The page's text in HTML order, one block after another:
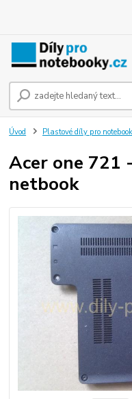
Úvod Plastové díly pro
Acer one
netbook